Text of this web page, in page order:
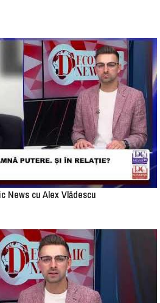
News cu Alex Vlădescu